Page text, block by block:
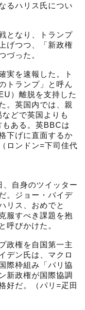
るハリス氏につい
となり、トランプ
げつつ、「新政権
づった。
実を速報した。ト
トランプ」と呼ん
）離脱を支持した
。英国内では、親
どで英国よりも
ある。英BBCは
下げに直面するか
ロンドン=下司佳代
自身のツイッター
。ジョー・バイデ
リス、おめでと
服すべき課題を抱
呼びかけた。
政権を自国第一主
デン氏は、マクロ
際枠組み「パリ協
新政権が国際協調
好だ。（パリ=疋田